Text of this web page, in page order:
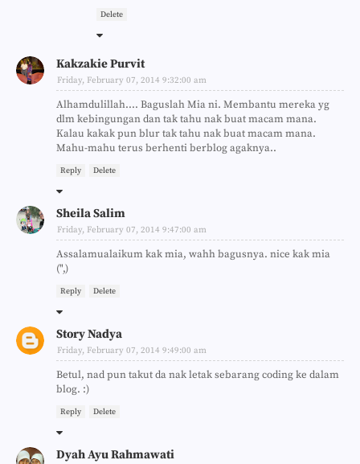
Delete
Kakzakie Purvit
Friday, February 07, 2014 9:32:00 am
Alhamdulillah.... Baguslah Mia ni. Membantu mereka yg
dlm kebingungan dan tak tahu nak buat macam mana.
Kalau kakak pun blur tak tahu nak buat macam mana.
Mahu-mahu terus berhenti berblog agaknya..
Reply Delete
Sheila Salim
Friday, February 07, 2014 9:47:00 am
Assalamualaikum kak mia, wahh bagusnya. nice kak mia
(",)
Reply Delete
Story Nadya
Friday, February 07, 2014 9:49:00 am
Betul, nad pun takut da nak letak sebarang coding ke dalam
blog. :)
Reply Delete
Dyah Ayu Rahmawati